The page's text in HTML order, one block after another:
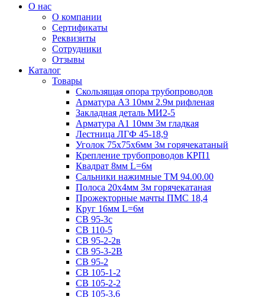
О нас
О компании
Сертификаты
Реквизиты
Сотрудники
Отзывы
Каталог
Товары
Скользящая опора трубопроводов
Арматура А3 10мм 2.9м рифленая
Закладная деталь МИ2-5
Арматура А1 10мм 3м гладкая
Лестница ЛГФ 45-18,9
Уголок 75х75х6мм 3м горячекатаный
Крепление трубопроводов КРП1
Квадрат 8мм L=6м
Сальники нажимные ТМ 94.00.00
Полоса 20х4мм 3м горячекатаная
Прожекторные мачты ПМС 18,4
Круг 16мм L=6м
СВ 95-3с
СВ 110-5
СВ 95-2-2в
СВ 95-3-2В
СВ 95-2
СВ 105-1-2
СВ 105-2-2
СВ 105-3,6